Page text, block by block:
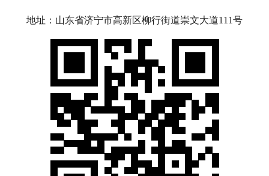
在线vr
联系我们
英文站
地址：山东省济宁市高新区柳行街道崇文大道111号